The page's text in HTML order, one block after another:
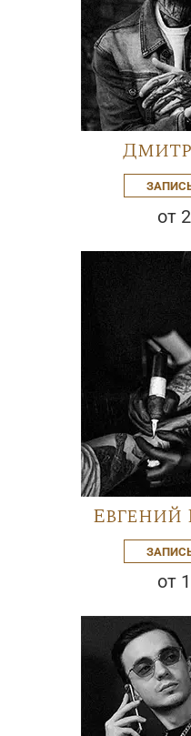
от
Евгений
от